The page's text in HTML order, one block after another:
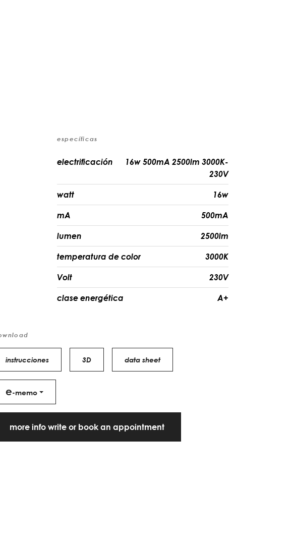
específicas
electrificación
16w 500mA 2500lm 3000K-
230V
watt 16w
mA 500mA
lumen 2500lm
temperatura de color 3000K
Volt 230V
clase energética A+
instrucciones 3D data sheet
e-memo
more info write or book an appointment